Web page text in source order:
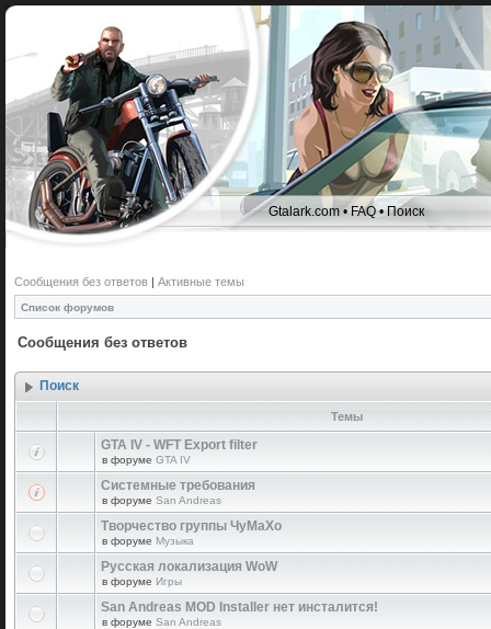
Gtalark.com •FAQ•Поиск
Сообщения без ответов | Активные темы
Список форумов
Сообщения без ответов
Поиск
Темы
GTA IV - WFT Export filter
в форуме GTA IV
Системные требования
в форуме San Andreas
Творчество группы ЧуМаХо
в форуме Музыка
Русская локализация WoW
в форуме Игры
San Andreas MOD Installer нет инсталится!
в форуме San Andreas